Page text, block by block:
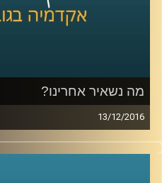
קרדיט תמונות:AudioVersity
מה נשאיר אחרינו?
13/12/2016
דיני הירושה בישראל